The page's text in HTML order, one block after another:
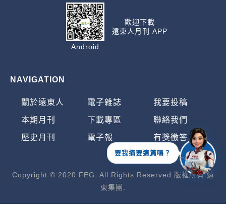
Android
歡迎下載
遠東人月刊 APP
NAVIGATION
關於遠東人 電子雜誌 我要投稿
本期月刊 下載專區 聯絡我們
歷史月刊 電子報 有獎徵答
Copyright © 2020 FEG. All Rights Reserved 版權所有 遠
東集團.
要我摘要這篇嗎？